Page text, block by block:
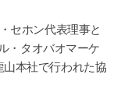
セホン代表理事と
・タオバオマーケ
山本社で行われた協